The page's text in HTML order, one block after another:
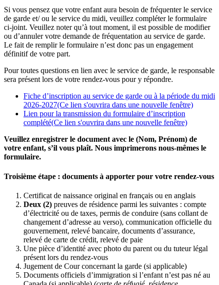
Si vous pensez que votre enfant aura besoin de fréquenter le service
de garde et/ ou le service du midi, veuillez compléter le formulaire
ci-joint. Veuillez noter qu’à tout moment, il est possible de modifier
ou d’annuler votre demande de fréquentation au service de garde.
Le fait de remplir le formulaire n’est donc pas un engagement
définitif de votre part.
Pour toutes questions en lien avec le service de garde, le responsable
sera présent lors de votre rendez-vous pour y répondre.
Fiche d’inscription au service de garde ou à la période du midi
2026-2027(Ce lien s'ouvrira dans une nouvelle fenêtre)
Lien pour la transmission du formulaire d’inscription
complété(Ce lien s'ouvrira dans une nouvelle fenêtre)
Veuillez enregistrer le document avec le (Nom, Prénom) de
votre enfant, s’il vous plaît. Nous imprimerons nous-mêmes le
formulaire.
Troisième étape : documents à apporter pour votre rendez-vous
Certificat de naissance original en français ou en anglais
Deux (2) preuves de résidence parmi les suivantes : compte
d’électricité ou de taxes, permis de conduire (sans collant de
changement d’adresse au verso), communication officielle du
gouvernement, relevé bancaire, documents d’assurance,
relevé de carte de crédit, relevé de paie
Une pièce d’identité avec photo du parent ou du tuteur légal
présent lors du rendez-vous
Jugement de Cour concernant la garde (si applicable)
Documents officiels d’immigration si l’enfant n’est pas né au